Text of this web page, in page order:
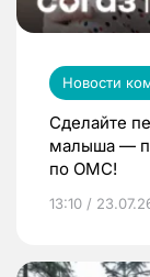
Новости
Сделайте
малыша —
по ОМС!
13:10 /